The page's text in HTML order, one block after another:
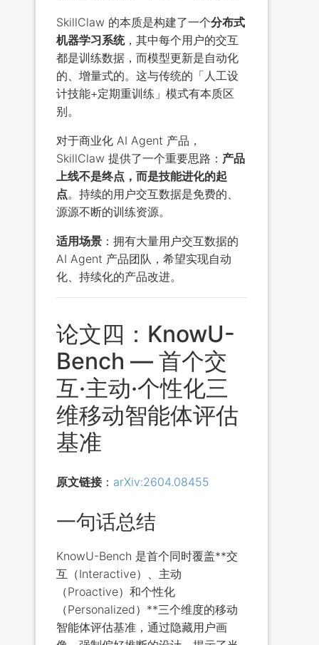
SkillClaw 的本质是构建了一个分布式
机器学习系统，其中每个用户的交互
都是训练数据，而模型更新是自动化
的、增量式的。这与传统的「人工设
计技能+定期重训练」模式有本质区
别。
对于商业化 AI Agent 产品，
SkillClaw 提供了一个重要思路： 产品
上线不是终点，而是技能进化的起
点。持续的用户交互数据是免费的、
源源不断的训练资源。
适用场景 ：拥有大量用户交互数据的
AI Agent 产品团队，希望实现自动
化、持续化的产品改进。
论文四：KnowU-
Bench — 首个交
互·主动·个性化三
维移动智能体评估
基准
原文链接： arXiv:2604.08455
一句话总结
KnowU-Bench 是首个同时覆盖**交
互（Interactive）、主动
（Proactive）和个性化
（Personalized）**三个维度的移动
智能体评估基准，通过隐藏用户画